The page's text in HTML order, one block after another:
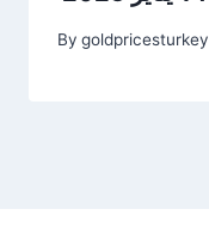
By goldpricesturkey